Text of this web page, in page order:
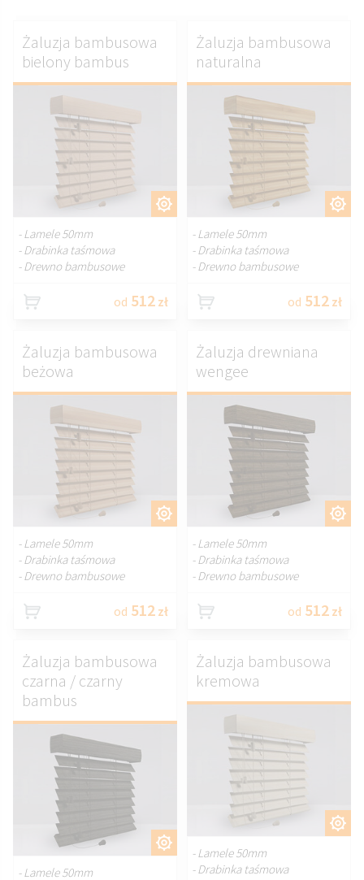
DOSTOSUJ.
Żaluzja bambusowa
bielony bambus
- Lamele 50mm
- Drabinka taśmowa
- Drewno bambusowe
od 512 zł
DOSTOSUJ.
Żaluzja bambusowa
naturalna
- Lamele 50mm
- Drabinka taśmowa
- Drewno bambusowe
od 512 zł
DOSTOSUJ.
Żaluzja bambusowa
beżowa
- Lamele 50mm
- Drabinka taśmowa
- Drewno bambusowe
od 512 zł
DOSTOSUJ.
Żaluzja drewniana
wengee
- Lamele 50mm
- Drabinka taśmowa
- Drewno bambusowe
od 512 zł
DOSTOSUJ.
Żaluzja bambusowa
czarna / czarny
bambus
- Lamele 50mm
DOSTOSUJ.
Żaluzja bambusowa
kremowa
- Lamele 50mm
- Drabinka taśmowa